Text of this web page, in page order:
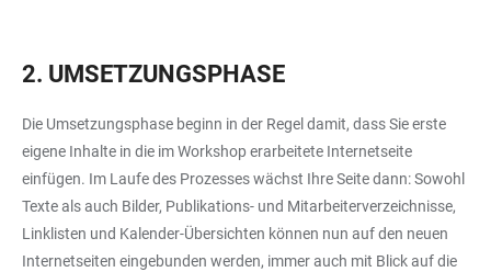
2. UMSETZUNGSPHASE
Die Umsetzungsphase beginn in der Regel damit, dass Sie erste
eigene Inhalte in die im Workshop erarbeitete Internetseite
einfügen. Im Laufe des Prozesses wächst Ihre Seite dann: Sowohl
Texte als auch Bilder, Publikations- und Mitarbeiterverzeichnisse,
Linklisten und Kalender-Übersichten können nun auf den neuen
Internetseiten eingebunden werden, immer auch mit Blick auf die